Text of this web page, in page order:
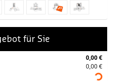
für Sie
0,00 €
0,00 €